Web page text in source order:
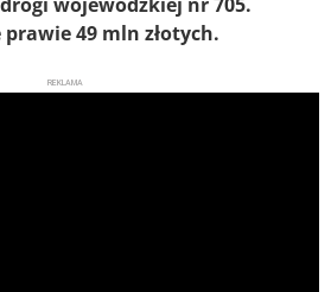
49 mln złotych.
REKLAMA